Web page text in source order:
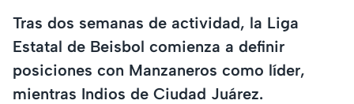
Tras dos semanas de actividad, la Liga
Estatal de Beisbol comienza a definir
posiciones con Manzaneros como líder,
mientras Indios de Ciudad Juárez.